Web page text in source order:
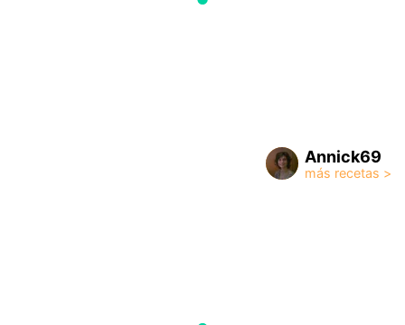
Annick69